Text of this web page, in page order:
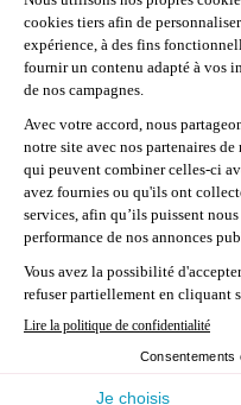
Types de piscine :
piscines hors-sol
6m
Types de forme :
Types de fond :
composée,
Types de
polyester, béton
Zones de
d'eau
Technologie
Source d'énergie :